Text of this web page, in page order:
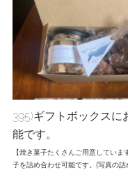
395)ギフトボックス
能です。
【焼き菓子たくさんご用意してい
子を詰め合わせ可能です。(写真の